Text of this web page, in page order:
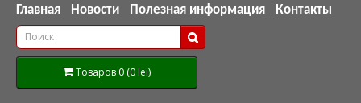
Главная Новости Полезная информация Контакты
Товаров 0 (0 lei)